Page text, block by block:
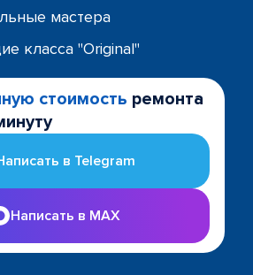
мастера
класса "Original"
стоимость ремонта
в Telegram
Написать в MAX